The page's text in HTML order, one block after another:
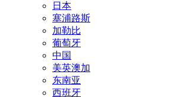
日本
塞浦路斯
加勒比
葡萄牙
中国
美英澳加
东南亚
西班牙